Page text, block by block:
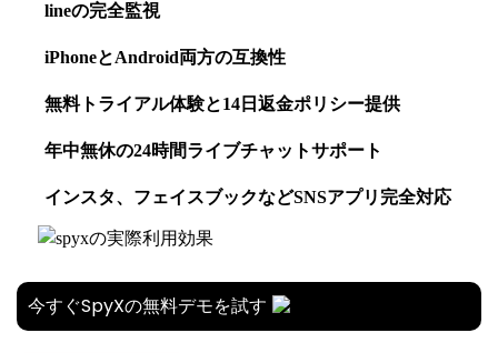
lineの完全監視
iPhoneとAndroid両方の互換性
無料トライアル体験と14日返金ポリシー提供
年中無休の24時間ライブチャットサポート
インスタ、フェイスブックなどSNSアプリ完全対応
今すぐSpyXの無料デモを試す